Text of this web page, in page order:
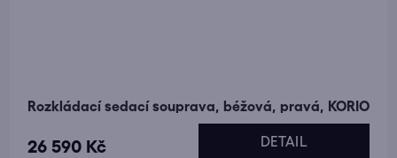
Rozkládací sedací souprava, béžová, pravá, KORIO
26 590 Kč DETAIL